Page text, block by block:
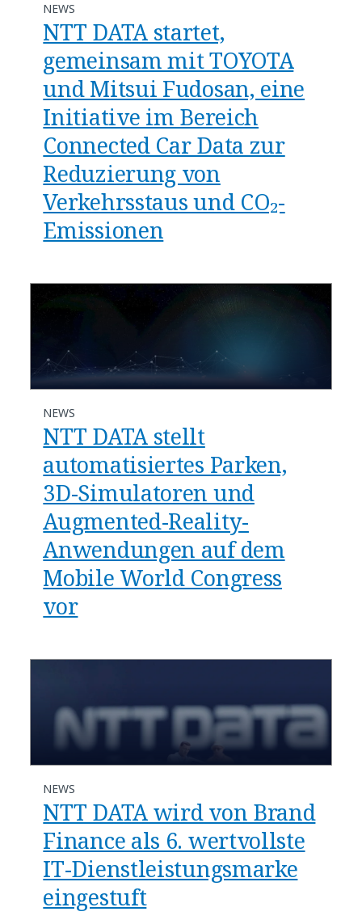
NEWS
NTT DATA startet,
gemeinsam mit TOYOTA
und Mitsui Fudosan, eine
Initiative im Bereich
Connected Car Data zur
Reduzierung von
Verkehrsstaus und CO₂-
Emissionen
NEWS
NTT DATA stellt
automatisiertes Parken,
3D-Simulatoren und
Augmented-Reality-
Anwendungen auf dem
Mobile World Congress
vor
NEWS
NTT DATA wird von Brand
Finance als 6. wertvollste
IT-Dienstleistungsmarke
eingestuft